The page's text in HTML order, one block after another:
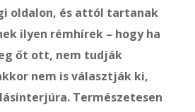
oldalon, és attól tartanak
ilyen rémhírek – hogy ha
őt ott, nem tudják
nem is választják ki,
Természetesen